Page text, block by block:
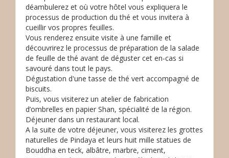
déambulerez et où votre hôtel vous expliquera le
processus de production du thé et vous invitera à
cueillir vos propres feuilles.
Vous renderez ensuite visite à une famille et
découvrirez le processus de préparation de la salade
de feuille de thé avant de déguster cet en-cas si
savouré dans tout le pays.
Dégustation d'une tasse de thé vert accompagné de
biscuits.
Puis, vous visiterez un atelier de fabrication
d’ombrelles en papier Shan, spécialité de la région.
Déjeuner dans un restaurant local.
A la suite de votre déjeuner, vous visiterez les grottes
naturelles de Pindaya et leurs huit mille statues de
Bouddha en teck, albâtre, marbre, ciment,